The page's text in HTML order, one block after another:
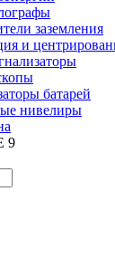
заземления
и
батарей
нивелиры
9